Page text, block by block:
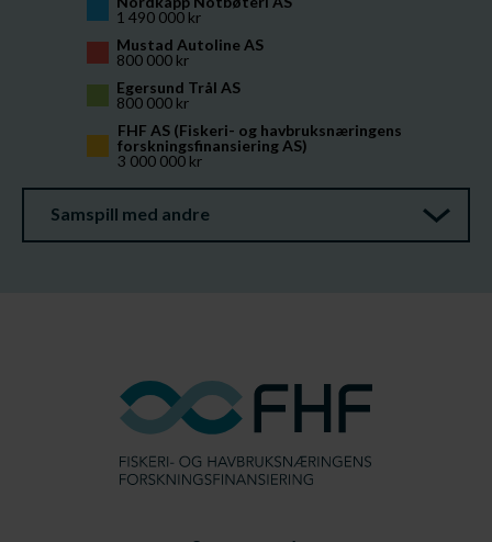
1 490 000 kr
Mustad Autoline AS
800 000 kr
Egersund Trål AS
800 000 kr
FHF AS (Fiskeri- og havbruksnæringens
forskningsfinansiering AS)
3 000 000 kr
Samspill med andre